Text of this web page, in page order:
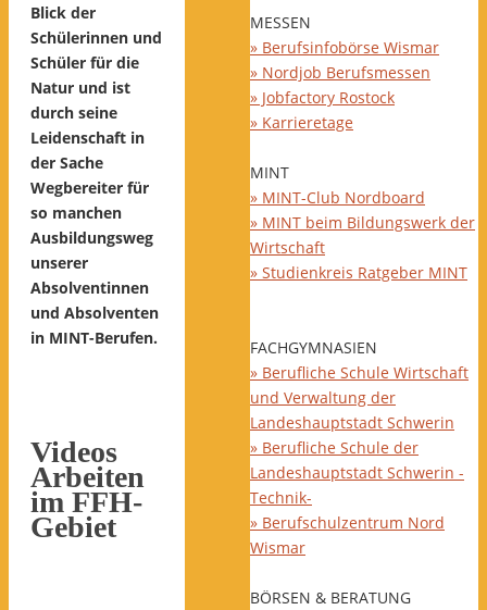
Blick der
Schülerinnen und
Schüler für die
Natur und ist
durch seine
Leidenschaft in
der Sache
Wegbereiter für
so manchen
Ausbildungsweg
unserer
Absolventinnen
und Absolventen
in MINT-Berufen.
Videos
Arbeiten
im FFH-
Gebiet
MESSEN
» Berufsinfobörse Wismar
» Nordjob Berufsmessen
» Jobfactory Rostock
» Karrieretage
MINT
» MINT-Club Nordboard
» MINT beim Bildungswerk der
Wirtschaft
» Studienkreis Ratgeber MINT
FACHGYMNASIEN
» Berufliche Schule Wirtschaft
und Verwaltung der
Landeshauptstadt Schwerin
» Berufliche Schule der
Landeshauptstadt Schwerin -
Technik-
» Berufschulzentrum Nord
Wismar
BÖRSEN & BERATUNG